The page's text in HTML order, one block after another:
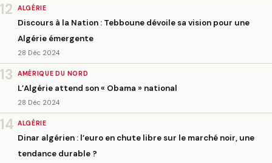
12 ALGÉRIE
Discours à la Nation : Tebboune dévoile sa vision pour une
Algérie émergente
28 Déc 2024
13 AMÉRIQUE DU NORD
L’Algérie attend son « Obama » national
28 Déc 2024
14 ALGÉRIE
Dinar algérien : l’euro en chute libre sur le marché noir, une
tendance durable ?